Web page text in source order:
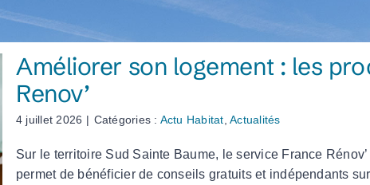
Esti’Bus : navettes estivales
DEVELOPPEMENT ECONOMIQUE
Parc d’Activités du Plateau de Signes
Améliorer son logement : les
Renov’
4 juillet 2026 | Catégories : Actu Habitat,Actualités
Sur le territoire Sud Sainte Baume, le service France
permet de bénéficier de conseils gratuits et indépendants